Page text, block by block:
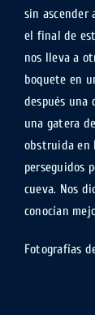
sin ascender
el final de
nos lleva a
boquete en
después una
una gatera
obstruida en
perseguidos
cueva. Nos
conocían
Fotografías